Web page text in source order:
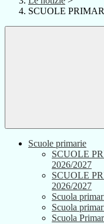
SCUOLE
Scuole primarie
SCUOLE
2026/2027
SCUOLE
2026/2027
Scuola
Scuola
Scuola